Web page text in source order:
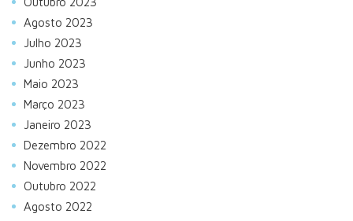
Agosto 2023
Julho 2023
Junho 2023
Maio 2023
Março 2023
Janeiro 2023
Dezembro 2022
Novembro 2022
Outubro 2022
Agosto 2022